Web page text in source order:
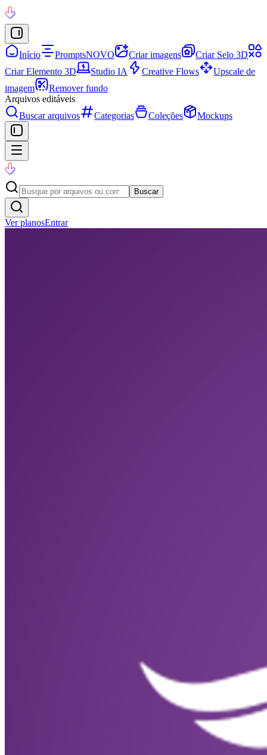
Início PromptsNOVO Criar imagens
Criar Selo 3D
Criar Elemento 3D
Studio IA Creative Flows
Upscale de
imagem
Remover fundo
Arquivos editáveis
Buscar arquivos
Categorias Coleções Mockups
Buscar
Ver planosEntrar